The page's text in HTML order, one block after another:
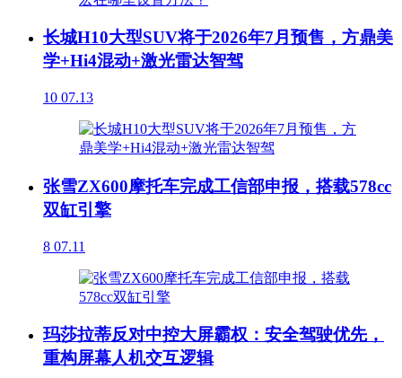
长城H10大型SUV将于2026年7月预售，方鼎美
学+Hi4混动+激光雷达智驾
10 07.13
张雪ZX600摩托车完成工信部申报，搭载578cc
双缸引擎
8 07.11
玛莎拉蒂反对中控大屏霸权：安全驾驶优先，
重构屏幕人机交互逻辑